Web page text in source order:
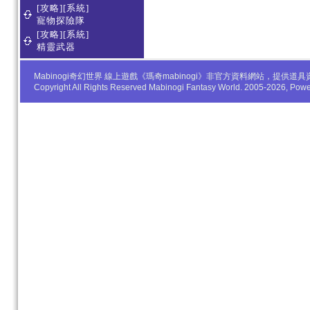
[攻略][系統]
寵物探險隊
[攻略][系統]
精靈武器
Mabinogi奇幻世界 線上遊戲《瑪奇mabinogi》非官方資料網站，提供道
Copyright All Rights Reserved Mabinogi Fantasy World. 2005-2026,